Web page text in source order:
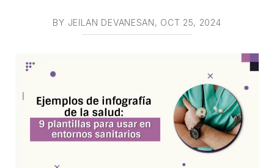
BY JEILAN DEVANESAN, OCT 25, 2024